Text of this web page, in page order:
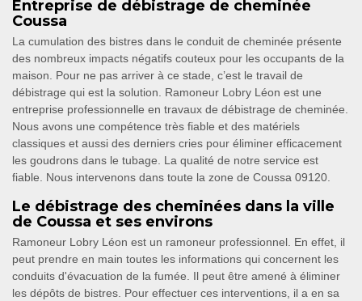
Entreprise de débistrage de cheminée
Coussa
La cumulation des bistres dans le conduit de cheminée présente
des nombreux impacts négatifs couteux pour les occupants de la
maison. Pour ne pas arriver à ce stade, c’est le travail de
débistrage qui est la solution. Ramoneur Lobry Léon est une
entreprise professionnelle en travaux de débistrage de cheminée.
Nous avons une compétence très fiable et des matériels
classiques et aussi des derniers cries pour éliminer efficacement
les goudrons dans le tubage. La qualité de notre service est
fiable. Nous intervenons dans toute la zone de Coussa 09120.
Le débistrage des cheminées dans la ville
de Coussa et ses environs
Ramoneur Lobry Léon est un ramoneur professionnel. En effet, il
peut prendre en main toutes les informations qui concernent les
conduits d'évacuation de la fumée. Il peut être amené à éliminer
les dépôts de bistres. Pour effectuer ces interventions, il a en sa